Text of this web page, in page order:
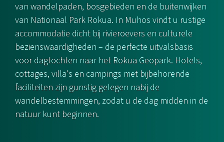
van wandelpaden, bosgebieden en de buitenwijken
van Nationaal Park Rokua. In Muhos vindt u rustige
accommodatie dicht bij rivieroevers en culturele
bezienswaardigheden – de perfecte uitvalsbasis
voor dagtochten naar het Rokua Geopark. Hotels,
cottages, villa's en campings met bijbehorende
faciliteiten zijn gunstig gelegen nabij de
wandelbestemmingen, zodat u de dag midden in de
natuur kunt beginnen.